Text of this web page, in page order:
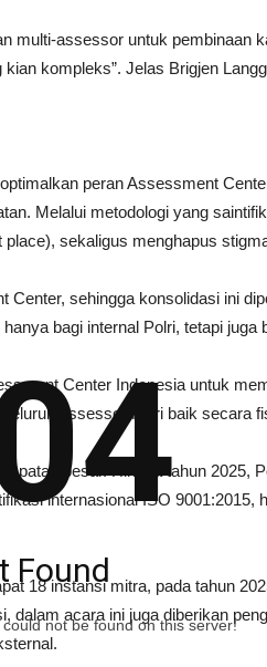
assessor untuk pembinaan
kompleks”. Jelas Brigjen
peran Assessment
Melalui metodologi yang
sekaligus menghapus
sehingga konsolidasi ini
bagi internal Polri, tetapi juga
Center Indonesia untuk
assessor Polri baik secara
besar. Hingga tahun 2025,
internasional ISO
18 instansi mitra, pada tahun
acara ini juga diberikan
Found
not be found on this server!